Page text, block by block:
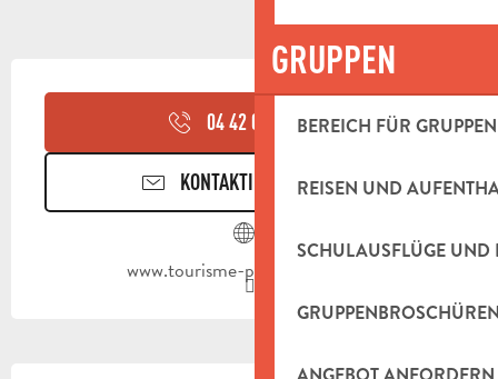
GRUPPEN
BEREICH FÜR GRUPPEN
REISEN UND
SCHULAUSFLÜGE UND
ÖFFNUNGSZEITEN &
04 42 03 49▒▒
KONTAKTIEREN SIE UNS
www.tourisme-paysdaubagne.fr